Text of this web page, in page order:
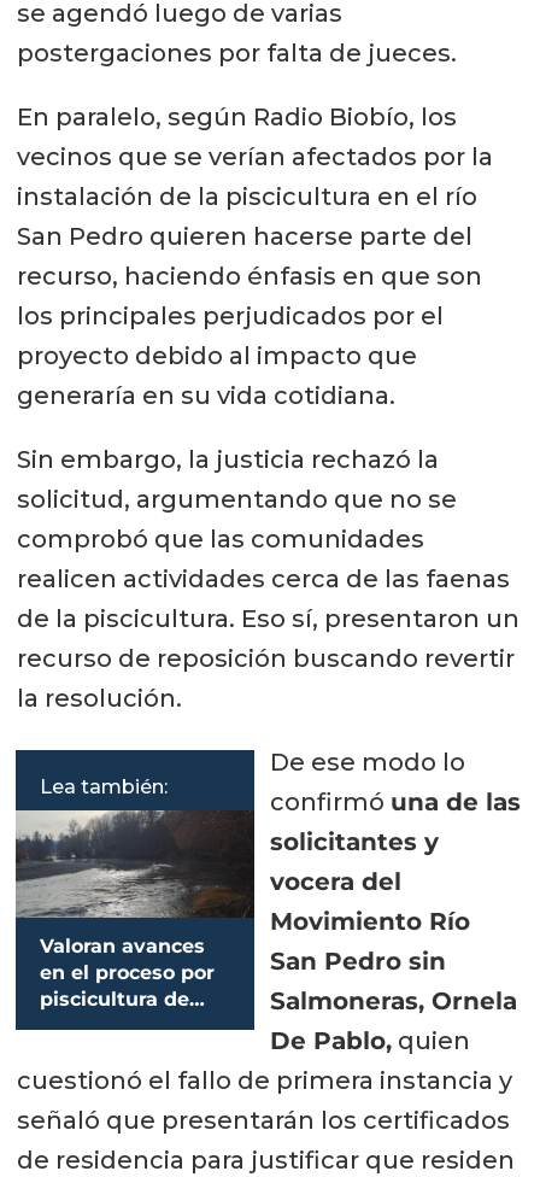
se agendó luego de varias
postergaciones por falta de jueces.
En paralelo, según Radio Biobío, los
vecinos que se verían afectados por la
instalación de la piscicultura en el río
San Pedro quieren hacerse parte del
recurso, haciendo énfasis en que son
los principales perjudicados por el
proyecto debido al impacto que
generaría en su vida cotidiana.
Sin embargo, la justicia rechazó la
solicitud, argumentando que no se
comprobó que las comunidades
realicen actividades cerca de las faenas
de la piscicultura. Eso sí, presentaron un
recurso de reposición buscando revertir
la resolución.
Lea también:
Valoran avances
en el proceso por
piscicultura de
Salmones
De ese modo lo
confirmó una de las
solicitantes y
vocera del
Movimiento Río
San Pedro sin
Salmoneras, Ornela
De Pablo, quien
cuestionó el fallo de primera instancia y
señaló que presentarán los certificados
de residencia para justificar que residen